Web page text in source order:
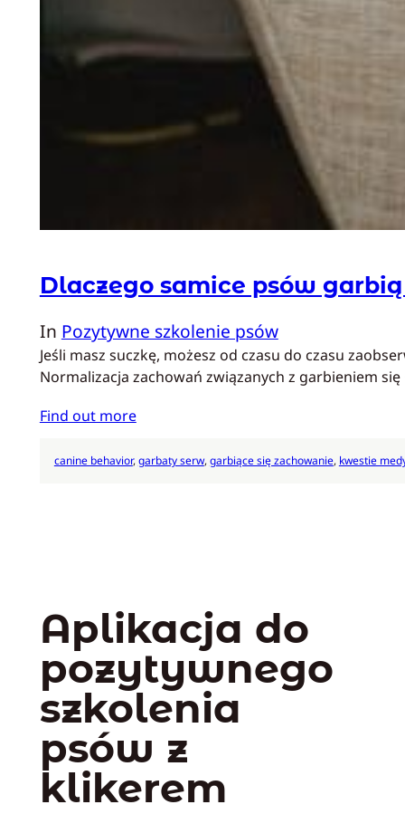
Dlaczego samice psów garbią
In Pozytywne szkolenie psów
Jeśli masz suczkę, możesz od czasu do czasu
Normalizacja zachowań związanych z garbieniem
Find out more
canine behavior, garbaty serw, garbiące się zachowanie, kwestie
Aplikacja do
pozytywnego
szkolenia
psów z
klikerem